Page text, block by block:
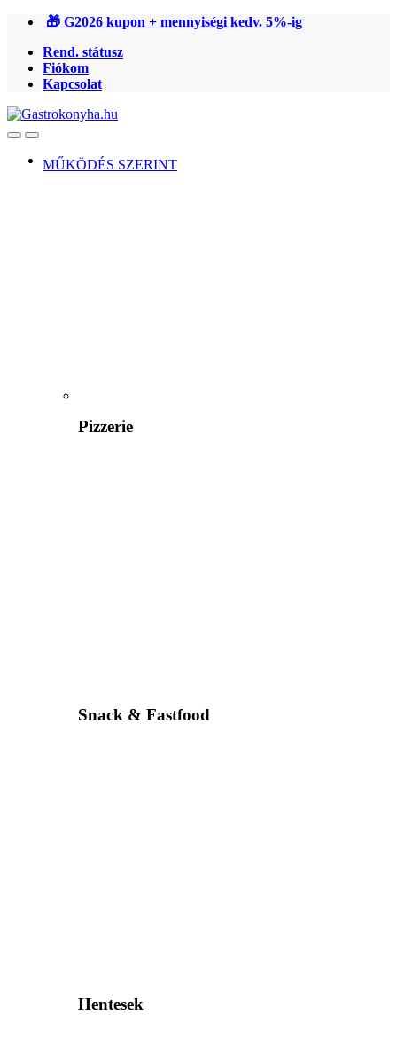
Ugrás
navigációhoz
Ugrás
tartalomra
🎁 G2026 kupon + mennyiségi kedv. 5%-ig
Rend. státusz
Fiókom
Kapcsolat
OpenClose
MŰKÖDÉS SZERINT
Pizzerie
Snack & Fastfood
Hentesek